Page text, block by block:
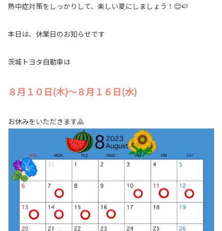
熱中症対策をしっかりして、楽しい夏にしましょう！😊🍉
本日は、休業日のお知らせです
茨城トヨタ自動車は
８月１０日(木)～８月１６日(水)
お休みをいただきます🙇